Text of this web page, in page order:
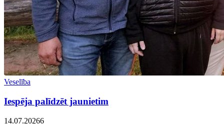
Veselība
Iespēja palīdzēt jaunietim
14.07.20266